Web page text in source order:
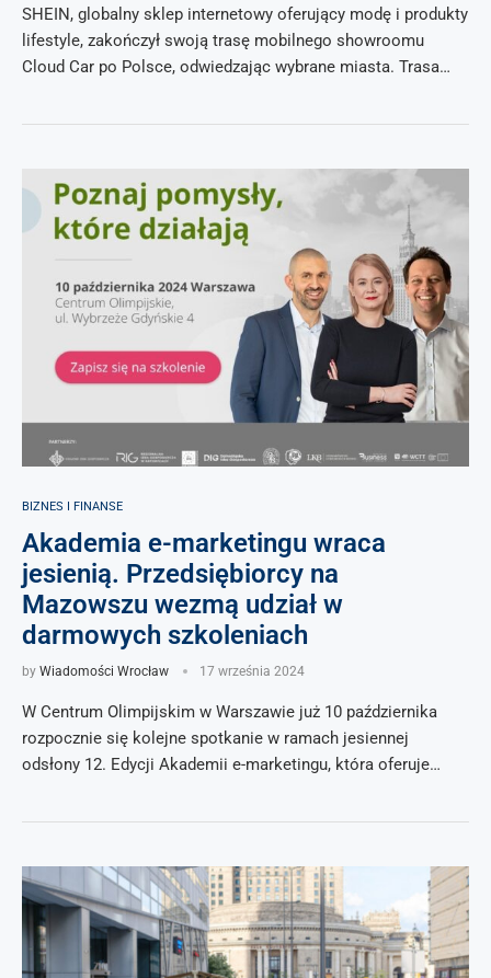
SHEIN, globalny sklep internetowy oferujący modę i produkty
lifestyle, zakończył swoją trasę mobilnego showroomu
Cloud Car po Polsce, odwiedzając wybrane miasta. Trasa…
BIZNES I FINANSE
Akademia e-marketingu wraca
jesienią. Przedsiębiorcy na
Mazowszu wezmą udział w
darmowych szkoleniach
by Wiadomości Wrocław 17 września 2024
W Centrum Olimpijskim w Warszawie już 10 października
rozpocznie się kolejne spotkanie w ramach jesiennej
odsłony 12. Edycji Akademii e-marketingu, która oferuje…